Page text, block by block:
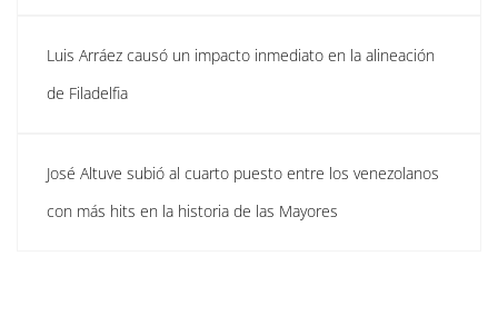
Luis Arráez causó un impacto inmediato en la alineación
de Filadelfia
José Altuve subió al cuarto puesto entre los venezolanos
con más hits en la historia de las Mayores